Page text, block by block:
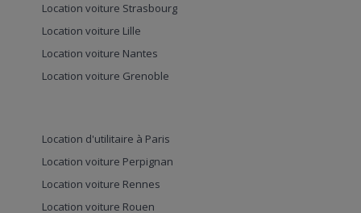
Location voiture Strasbourg
Location voiture Lille
Location voiture Nantes
Location voiture Grenoble
Location d'utilitaire à Paris
Location voiture Perpignan
Location voiture Rennes
Location voiture Rouen